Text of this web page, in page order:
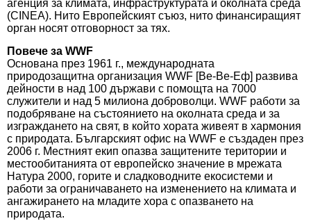
агенция за климата, инфраструктурата и околната среда
(CINEA). Нито Европейският съюз, нито финансиращият
орган носят отговорност за тях.
Повече за WWF
Основана през 1961 г., международната
природозащитна организация WWF [Ве-Ве-Еф] развива
дейности в над 100 държави с помощта на 7000
служители и над 5 милиона доброволци. WWF работи за
подобряване на състоянието на околната среда и за
изграждането на свят, в който хората живеят в хармония
с природата. Българският офис на WWF е създаден през
2006 г. Местният екип опазва защитените територии и
местообитанията от европейско значение в мрежата
Натура 2000, горите и сладководните екосистеми и
работи за ограничаването на изменението на климата и
ангажирането на младите хора с опазването на
природата.